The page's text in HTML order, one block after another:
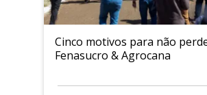
Cinco motivos para não
Fenasucro & Agrocana